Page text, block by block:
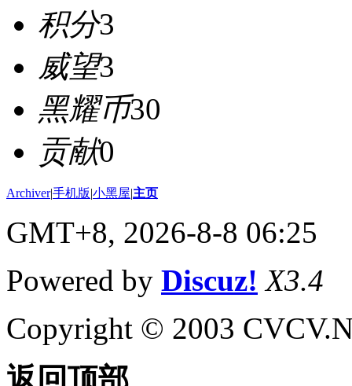
积分3
威望3
黑耀币30
贡献0
Archiver|手机版|小黑屋|主页
GMT+8, 2026-8-8 06:25
Powered by Discuz! X3.4
Copyright © 2003